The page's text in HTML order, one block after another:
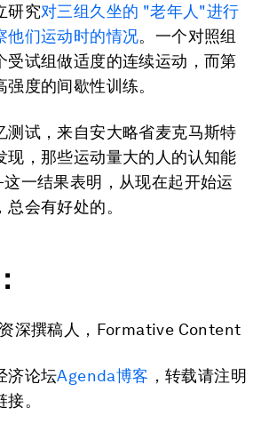
研究对三组久坐的 "老年人"进行
他们运动时的情况。一个对照组
受试组做适度的连续运动，而第
度的间歇性训练。
测试，来自安大略省麦克马斯特
现，那些运动量大的人的认知能
一结果表明，从现在起开始运
会有好处的。
深撰稿人，Formative Content
济论坛Agenda博客 ，转载请注明
。